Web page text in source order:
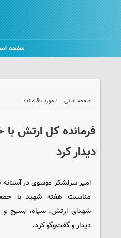
صفحه
صفحه اصلی موارد باقیمانده
فرمانده کل ارتش
دیدار کرد
امیر سرلشکر موسوی در
مناسبت هفته شهید با
شهدای ارتش، سپاه، بسیج و
دیدار و گفت‌وگو کرد.